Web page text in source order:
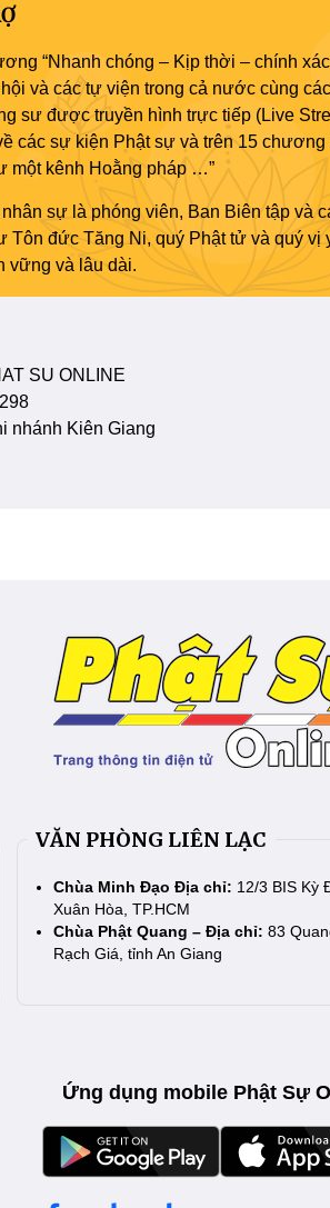
“Nhanh chóng – Kịp thời – chính
và các tự viện trong cả nước cùng
sư được truyền hình trực tiếp (Live
các sự kiện Phật sự và trên 15
một kênh Hoằng pháp …”
sự là phóng viên, Ban Biên tập và
Tôn đức Tăng Ni, quý Phật tử và quý
vững và lâu dài.
SU ONLINE
nhánh Kiên Giang
VĂN PHÒNG LIÊN LẠC
Chùa Minh Đạo Địa chỉ: 12/3 BIS Kỳ
Xuân Hòa, TP.HCM
Chùa Phật Quang – Địa chỉ: 83
Rạch Giá, tỉnh An Giang
Ứng dụng mobile Phật Sự